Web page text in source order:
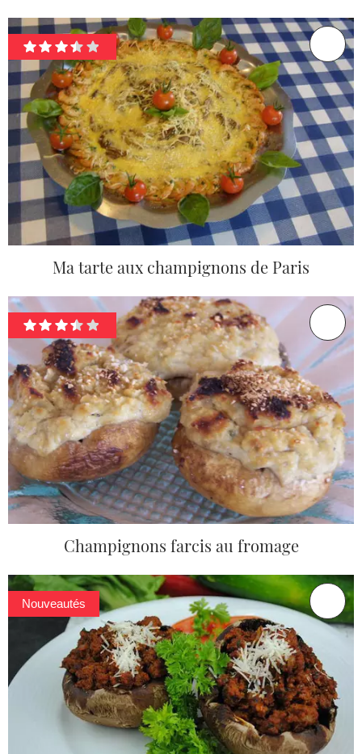
Ma tarte aux champignons de Paris
Champignons farcis au fromage
Nouveautés